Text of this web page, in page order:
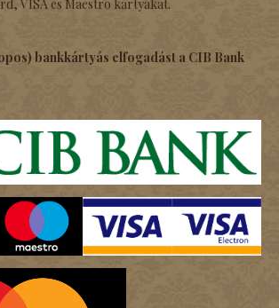
VISA és Maestro kártyákat.
bankkártyás elfogadást a CIB Bank